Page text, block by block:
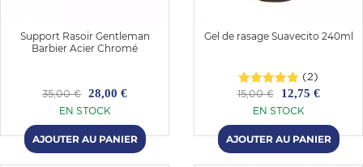
Support Rasoir Gentleman
Barbier Acier Chromé
35,00 € 28,00 €
EN STOCK
Gel de rasage Suavecito 240ml
(2)
15,00 €
12,75 €
EN STOCK